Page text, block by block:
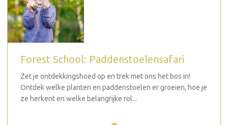
Forest School: Paddenstoelensafari
Zet je ontdekkingshoed op en trek met ons het bos in!
Ontdek welke planten en paddenstoelen er groeien, hoe je
ze herkent en welke belangrijke rol...